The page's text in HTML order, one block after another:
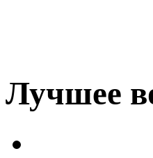
Лучшее